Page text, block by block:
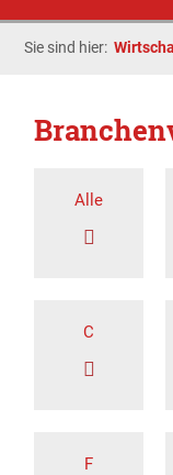
Sie sind hier:
Alle
C
F